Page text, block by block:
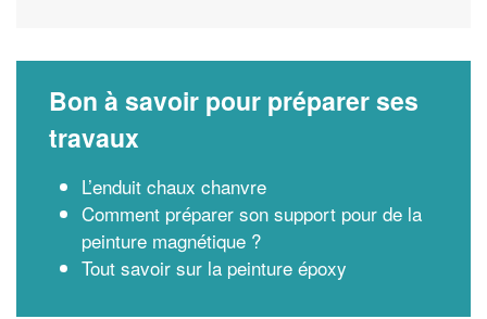
Bon à savoir pour préparer ses
travaux
L’enduit chaux chanvre
Comment préparer son support pour de la
peinture magnétique ?
Tout savoir sur la peinture époxy